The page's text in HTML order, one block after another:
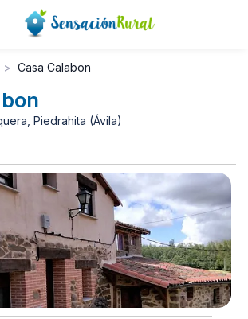
Casa Calabon
Piedrahita (Ávila)